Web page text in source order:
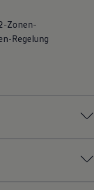
Zonen-
Regelung